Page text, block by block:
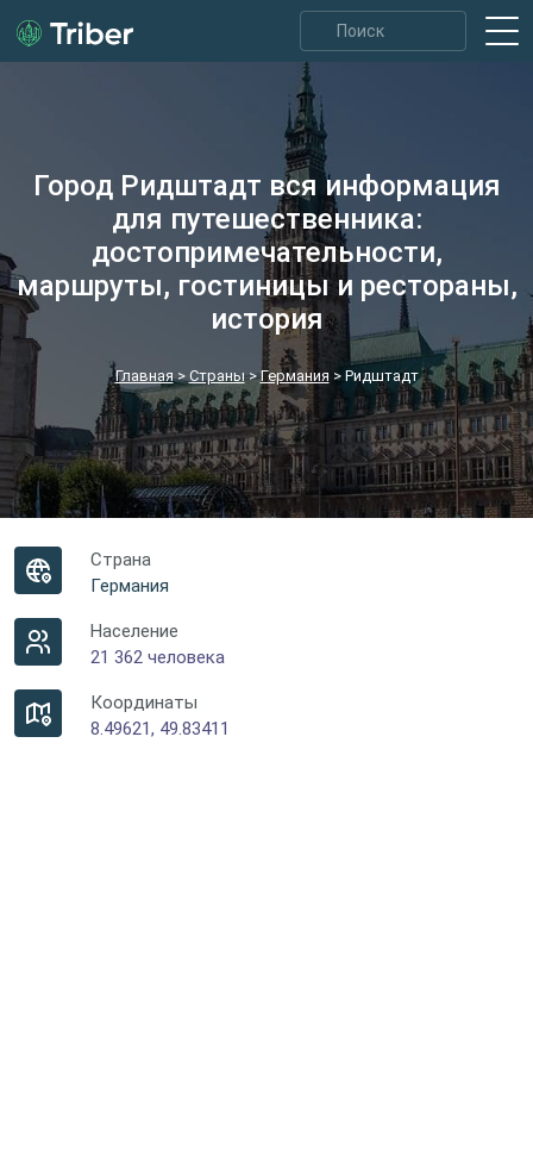
Город Ридштадт вся информация
для путешественника:
достопримечательности,
маршруты, гостиницы и рестораны,
история
Главная> Страны>Германия > Ридштадт
Страна
Германия
Население
21 362 человека
Координаты
8.49621, 49.83411